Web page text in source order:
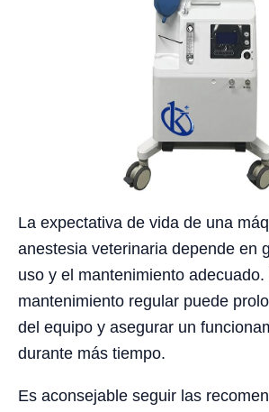
La expectativa de vida de una
anestesia veterinaria depende en
uso y el mantenimiento
mantenimiento regular puede
del equipo y asegurar un
durante más tiempo.
Es aconsejable seguir las